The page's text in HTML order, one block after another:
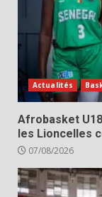
Actualités
Afrobasket
les Lioncelles
07/08/2026